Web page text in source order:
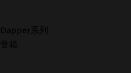
Dapper系列
音箱